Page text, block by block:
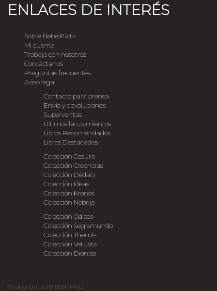
ENLACES DE INTERÉS
Sobre BebelPlatz
Mi cuenta
Trabaja con nosotros
Contáctanos
Preguntas frecuentes
Aviso legal
Contacto para prensa
Envío y devoluciones
Superventas
Últimos lanzamientos
Libros Recomendados
Libros Destacados
Colección Cesura
Colección Creencias
Colección Dédalo
Colección Ideas
Colección Kronos
Colección Nebrija
Colección Odiseo
Colección Segismundo
Colección Themis
Colección Vetusta
Colección Dioniso
©Copyright 2018 BebelPlatz